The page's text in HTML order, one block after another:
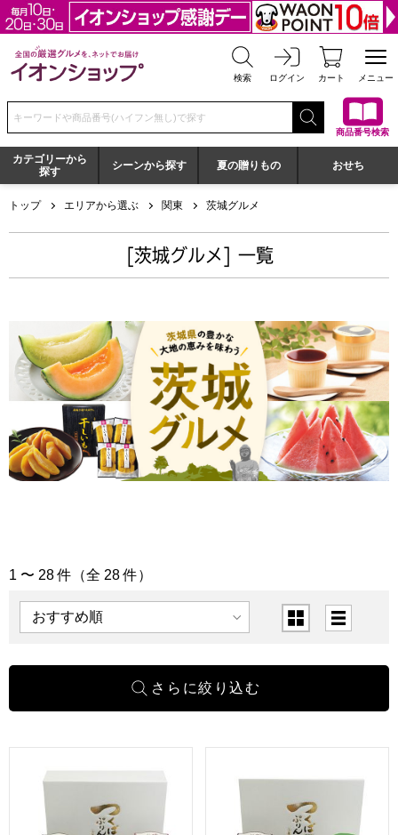
全国の厳選グルメを、ネットでお届け イオンショップ
検索 ログイン カート メニュー
検索キーワードまたは商品番号を入力してください
商品番号検索
カテゴリーから
探す
シーンから探す 夏の贈りもの おせち
トップ エリアから選ぶ 関東 茨城グルメ
[茨城グルメ] 一覧
「茨城グルメ」の商品一覧
1 〜 28 件（全 28 件）
表示順 表示切替